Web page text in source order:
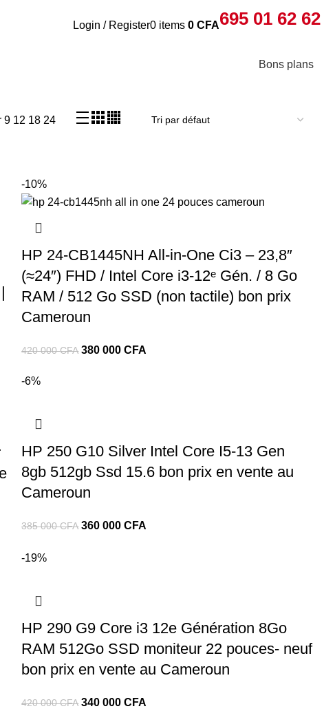
Login / Register0 items 0 CFA695 01 62 62
Bons plans
9 12 18 24
-10%
HP 24-CB1445NH All-in-One Ci3 – 23,8″
(≈24″) FHD / Intel Core i3-12ᵉ Gén. / 8 Go
RAM / 512 Go SSD (non tactile) bon prix
Cameroun
420 000CFA 380 000CFA
-6%
HP 250 G10 Silver Intel Core I5-13 Gen
8gb 512gb Ssd 15.6 bon prix en vente au
Cameroun
385 000CFA 360 000CFA
-19%
HP 290 G9 Core i3 12e Génération 8Go
RAM 512Go SSD moniteur 22 pouces- neuf
bon prix en vente au Cameroun
420 000CFA 340 000CFA